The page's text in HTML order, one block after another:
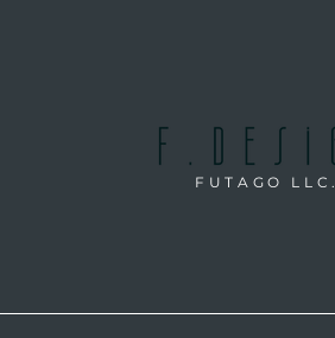
FUTAGO LLC.